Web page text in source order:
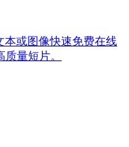
本或图像快速免费在线
量短片。